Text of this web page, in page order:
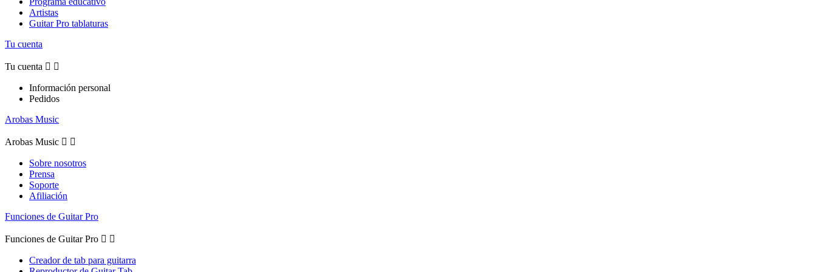
Artistas
Guitar Pro tablaturas
Tu cuenta
Tu cuenta  
Información personal
Pedidos
Arobas Music
Arobas Music  
Sobre nosotros
Prensa
Soporte
Afiliación
Funciones de Guitar Pro
Funciones de Guitar Pro  
Creador de tab para guitarra